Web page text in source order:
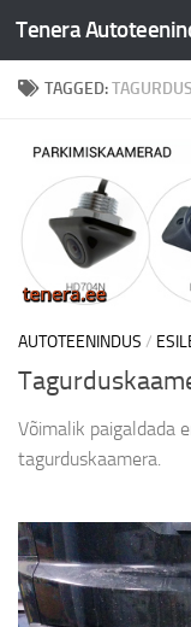
Skip to content
Tenera
TAGGED:
AUTOTEENINDUS /
Võimalik paigaldada
tagurduskaamera.